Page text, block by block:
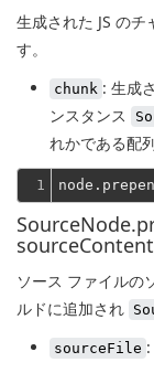
生成された JS の
す。
chunk : 生成
ンスタンス
れかである配列
1
ソース ファイルの
ルドに追加され
sourceFile